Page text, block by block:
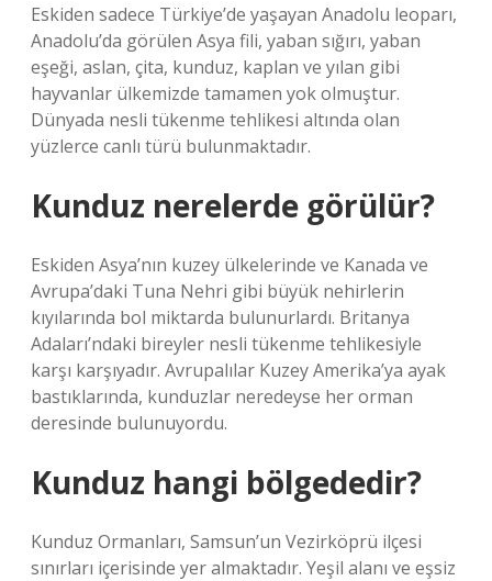
Eskiden sadece Türkiye’de yaşayan Anadolu leoparı,
Anadolu’da görülen Asya fili, yaban sığırı, yaban
eşeği, aslan, çita, kunduz, kaplan ve yılan gibi
hayvanlar ülkemizde tamamen yok olmuştur.
Dünyada nesli tükenme tehlikesi altında olan
yüzlerce canlı türü bulunmaktadır.
Kunduz nerelerde görülür?
Eskiden Asya’nın kuzey ülkelerinde ve Kanada ve
Avrupa’daki Tuna Nehri gibi büyük nehirlerin
kıyılarında bol miktarda bulunurlardı. Britanya
Adaları’ndaki bireyler nesli tükenme tehlikesiyle
karşı karşıyadır. Avrupalılar Kuzey Amerika’ya ayak
bastıklarında, kunduzlar neredeyse her orman
deresinde bulunuyordu.
Kunduz hangi bölgededir?
Kunduz Ormanları, Samsun’un Vezirköprü ilçesi
sınırları içerisinde yer almaktadır. Yeşil alanı ve eşsiz